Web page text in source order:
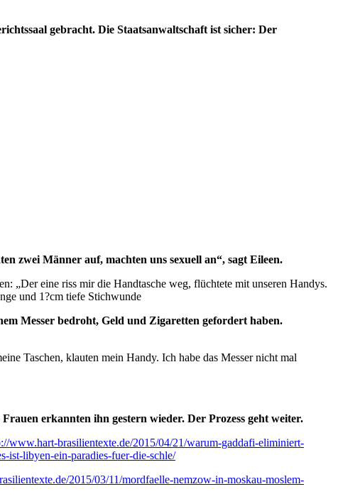
gebracht. Die Staatsanwaltschaft ist sicher: Der
zwei Männer auf, machten uns sexuell an“, sagt Eileen.
„Der eine riss mir die Handtasche weg, flüchtete mit unseren Handys.
und 1?cm tiefe Stichwunde
Messer bedroht, Geld und Zigaretten gefordert haben.
Taschen, klauten mein Handy. Ich habe das Messer nicht mal
erkannten ihn gestern wieder. Der Prozess geht weiter.
www.hart-brasilientexte.de/2015/04/21/warum-gaddafi-eliminiert-
ist-libyen-ein-paradies-fuer-die-schle/
2015/03/11/mordfaelle-nemzow-in-moskau-moslem-